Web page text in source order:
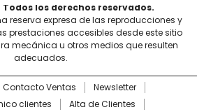
Todos los derechos reservados.
reserva expresa de las reproducciones y
prestaciones accesibles desde este sitio
mecánica u otros medios que resulten
adecuados.
Contacto Ventas
Newsletter
clientes
Alta de Clientes